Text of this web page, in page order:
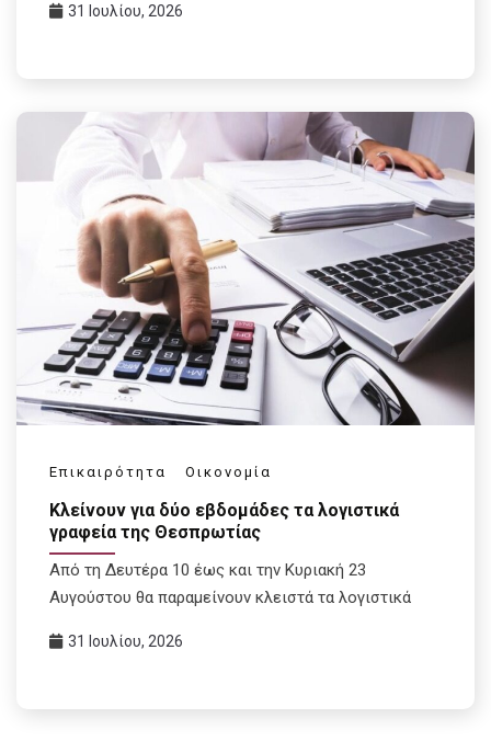
31 Ιουλίου, 2026
Επικαιρότητα Οικονομία
Κλείνουν για δύο εβδομάδες τα λογιστικά
γραφεία της Θεσπρωτίας
Από τη Δευτέρα 10 έως και την Κυριακή 23
Αυγούστου θα παραμείνουν κλειστά τα λογιστικά
31 Ιουλίου, 2026